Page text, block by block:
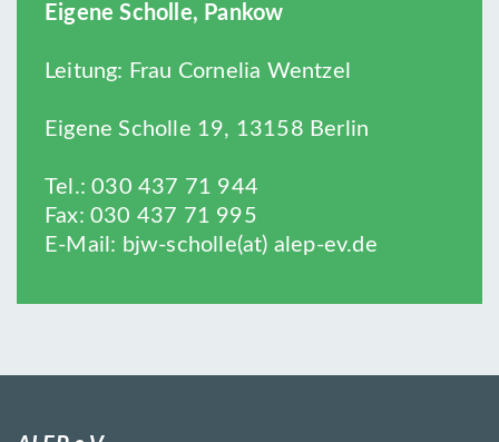
Eigene Scholle, Pankow
Leitung: Frau Cornelia Wentzel
Eigene Scholle 19, 13158 Berlin
Tel.: 030 437 71 944
Fax: 030 437 71 995
E-Mail: bjw-scholle(at) alep-ev.de